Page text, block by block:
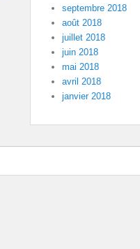
septembre 2018
août 2018
juillet 2018
juin 2018
mai 2018
avril 2018
janvier 2018